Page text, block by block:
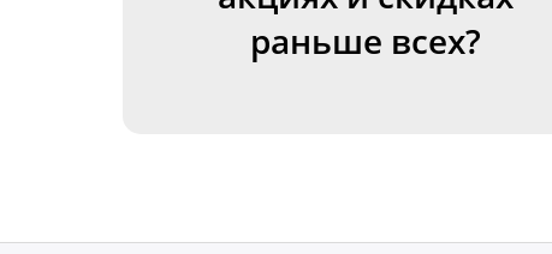
раньше всех?